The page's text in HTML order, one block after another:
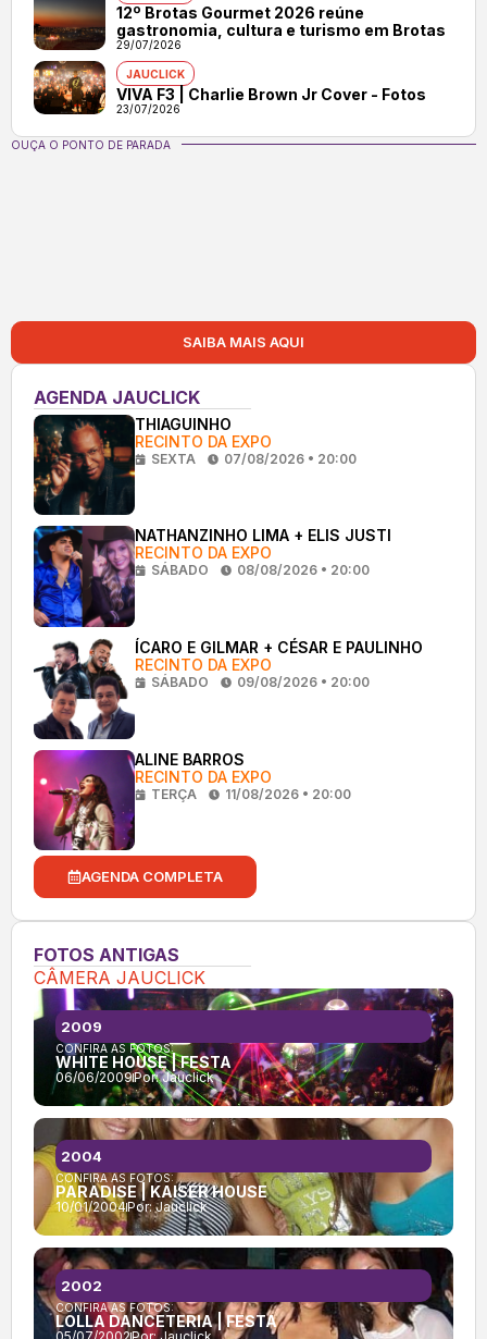
12º Brotas Gourmet 2026 reúne
gastronomia, cultura e turismo em Brotas
29/07/2026
JAUCLICK
VIVA F3 | Charlie Brown Jr Cover - Fotos
23/07/2026
OUÇA O PONTO DE PARADA
SAIBA MAIS AQUI
AGENDA JAUCLICK
THIAGUINHO
RECINTO DA EXPO
SEXTA 07/08/2026 • 20:00
NATHANZINHO LIMA + ELIS JUSTI
RECINTO DA EXPO
SÁBADO 08/08/2026 • 20:00
ÍCARO E GILMAR + CÉSAR E PAULINHO
RECINTO DA EXPO
SÁBADO 09/08/2026 • 20:00
ALINE BARROS
RECINTO DA EXPO
TERÇA 11/08/2026 • 20:00
AGENDA COMPLETA
FOTOS ANTIGAS
CÂMERA JAUCLICK
CONFIRA AS FOTOS:
WHITE HOUSE | FESTA
06/06/2009Por:Jauclick
2009
CONFIRA AS FOTOS:
PARADISE | KAISER HOUSE
10/01/2004Por:Jauclick
2004
CONFIRA AS FOTOS:
LOLLA DANCETERIA | FESTA
2002